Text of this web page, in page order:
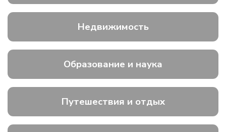
Недвижимость
Образование и наука
Путешествия и отдых